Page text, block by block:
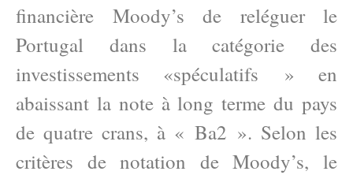
financière Moody’s de reléguer le
Portugal dans la catégorie des
investissements «spéculatifs » en
abaissant la note à long terme du pays
de quatre crans, à « Ba2 ». Selon les
critères de notation de Moody’s, le